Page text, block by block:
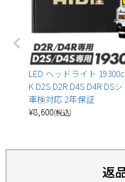
LED ヘッドライト
K D2S D2R D4S D4R DS
車検対応 2年保証
¥8,600(税込)
返